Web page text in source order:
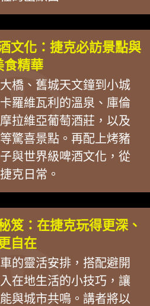
文化：捷克必訪景點與
食精華
橋、舊城天文鐘到小城
羅維瓦利的溫泉、庫倫
拉維亞葡萄酒莊，以及
驚喜景點。再配上烤豬
與世界級啤酒文化，從
克日常。
笈：在捷克玩得更深、
自在
的靈活安排，搭配避開
在地生活的小技巧，讓
與城市共鳴。講者將以